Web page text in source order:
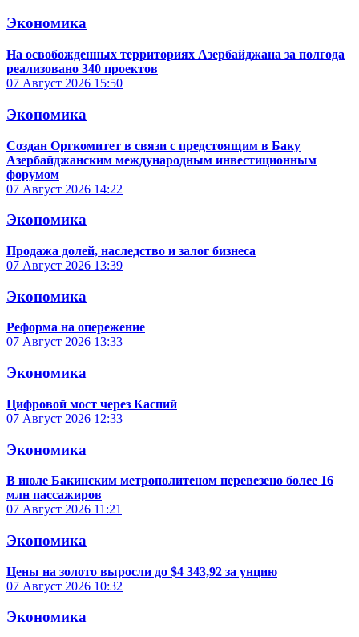
Экономика
На освобожденных территориях Азербайджана за полгода
реализовано 340 проектов
07 Август 2026 15:50
Экономика
Создан Оргкомитет в связи с предстоящим в Баку
Азербайджанским международным инвестиционным
форумом
07 Август 2026 14:22
Экономика
Продажа долей, наследство и залог бизнеса
07 Август 2026 13:39
Экономика
Реформа на опережение
07 Август 2026 13:33
Экономика
Цифровой мост через Каспий
07 Август 2026 12:33
Экономика
В июле Бакинским метрополитеном перевезено более 16
млн пассажиров
07 Август 2026 11:21
Экономика
Цены на золото выросли до $4 343,92 за унцию
07 Август 2026 10:32
Экономика